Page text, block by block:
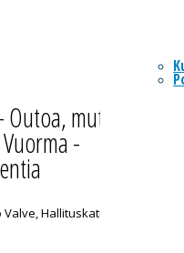
mutta
-
Hallituskatu 7